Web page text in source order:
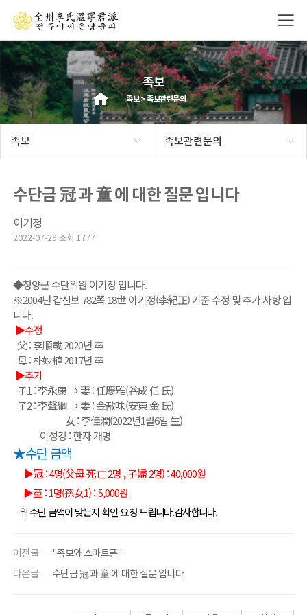
족보
족보 > 족보관련문의
족보 족보관련문의
수단금 冠 과 童 에 대한 질문 입니다
이기정
2022-07-29 조회 1777
◆청양군 수단위원 이기정 입니다.
※2004년 갑신보 782쪽 18世 이기정(李紀正) 기준 수정 및 추가 사항 입
니다.
▶수정
父 : 李順載 2020년 卒
母 : 朴妙植 2017년 卒
▶추가
子1 : 李永康 → 妻 : 任慶雅(谷成 任 氏)
子2 : 李聲綱 → 妻 : 金敾味(安東 金 氏)
女 : 李佳潤(2022년1월6일 生)
이성강 : 한자 개명
★수단 금액
▶冠 : 4명(父母 死亡 2명 , 子婦 2명) : 40,000원
▶童 : 1명(孫女1) : 5,000원
위 수단 금액이 맞는지 확인 요청 드립니다.감사합니다.
이전글
"족보와 스마트폰"
다은글
수단금 冠 과 童 에 대한 질문 입니다